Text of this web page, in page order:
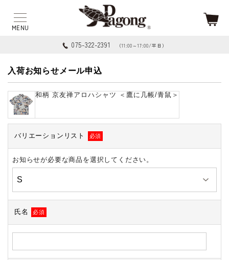
075-322-2391 （11:00～17:00/平日）
入荷お知らせメール申込
和柄 京友禅アロハシャツ ＜鷹に几帳/青鼠＞
バリエーションリスト 必須
お知らせが必要な商品を選択してください。
氏名 必須